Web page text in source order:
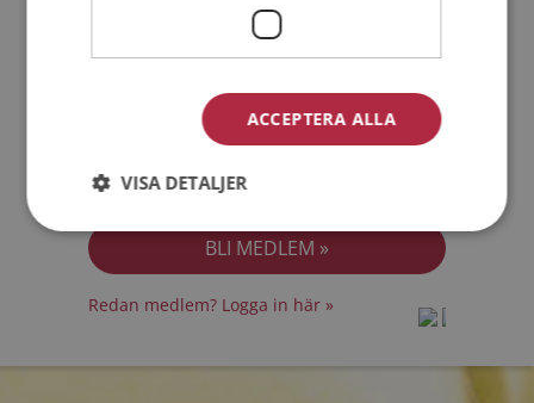
Jag accepterar Personuppgiftspolicyn
Redan medlem? Logga in här »
ACCEPTERA ALLA
VISA DETALJER